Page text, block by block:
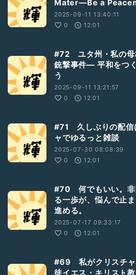
Mater—Be a
2025-09-11 13:40:11
0
12:01
#72 ユタ州・私の母
銃撃事件― 平和をつ
う
2025-09-11 13:21:57
0
12:01
#71 久しぶりの配信
ャでゆるっと雑談
2025-07-30 08:08:39
0
12:01
#70 何でもいい。非
る一歩が、悩んで止
進める。
2025-07-17 09:33:17
0
12:01
#69 私がクリスチャ
徒イエス・キリスト教